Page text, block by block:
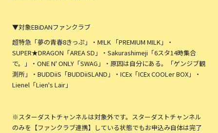
▼対象EBiDANファンクラブ
超特急「夢の青春8きっぷ」・M!LK 「PREMIUM MILK」・
SUPER★DRAGON「AREA SD」・Sakurashimeji「6スタ14時集合
で。」・ONE N' ONLY「SWAG」・原因は自分にある。「ゲンジブ観
測所」・BUDDiiS「BUDDiiSLAND」・ICEx「ICEx COOLer BOX」・
Lienel「Lien's Lair」
※スターダストチャンネルは対象外です。スターダストチャンネル
のみを【ファンクラブ連携】している状態でもお申込み自体は完了